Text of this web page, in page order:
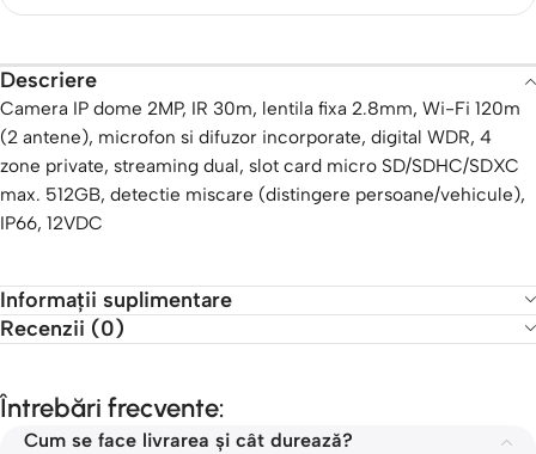
Descriere
Camera IP dome 2MP, IR 30m, lentila fixa 2.8mm, Wi-Fi 120m
(2 antene), microfon si difuzor incorporate, digital WDR, 4
zone private, streaming dual, slot card micro SD/SDHC/SDXC
max. 512GB, detectie miscare (distingere persoane/vehicule),
IP66, 12VDC
Informații suplimentare
Recenzii (0)
Întrebări frecvente:
Cum se face livrarea și cât durează?